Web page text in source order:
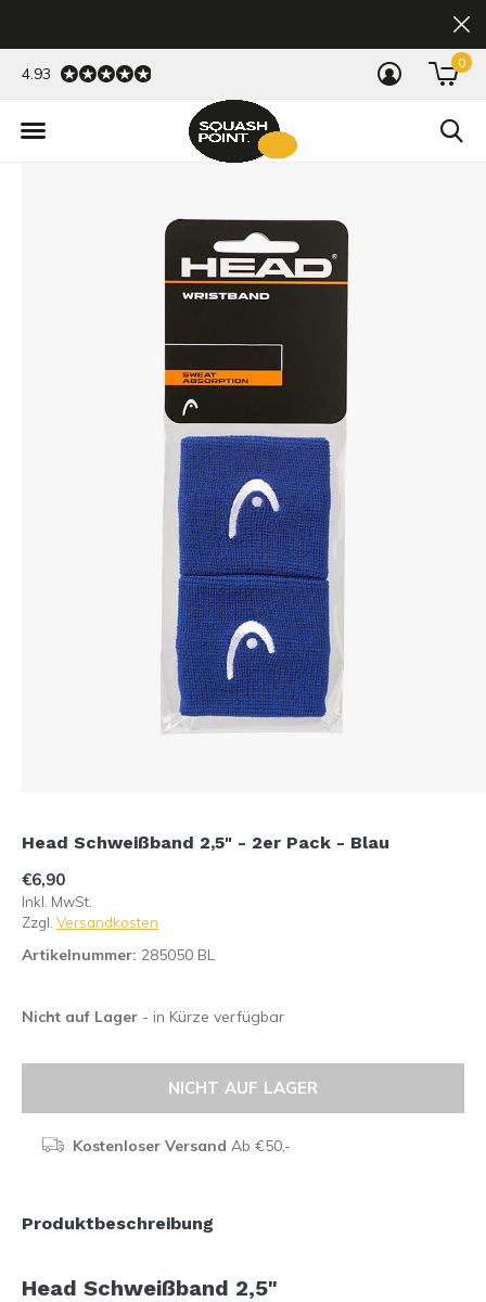
0
4.93
Head Schweißband 2,5" - 2er Pack - Blau
€6,90
Inkl. MwSt.
Zzgl. Versandkosten
Artikelnummer: 285050 BL
Nicht auf Lager - in Kürze verfügbar
NICHT AUF LAGER
Kostenloser Versand Ab €50,-
Produktbeschreibung
Head Schweißband 2,5"